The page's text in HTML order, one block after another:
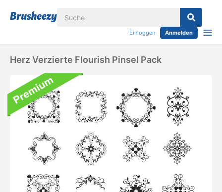
Einloggen Anmelden
Herz Verzierte Flourish Pinsel Pack